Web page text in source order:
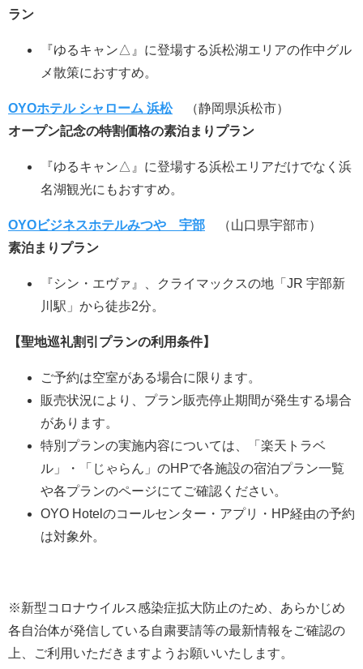
ラン
『ゆるキャン△』に登場する浜松湖エリアの作中グル
メ散策におすすめ。
OYOホテル シャローム 浜松（静岡県浜松市）
オープン記念の特割価格の素泊まりプラン
『ゆるキャン△』に登場する浜松エリアだけでなく浜
名湖観光にもおすすめ。
OYOビジネスホテルみつや 宇部 （山口県宇部市）
素泊まりプラン
『シン・エヴァ』、クライマックスの地「JR 宇部新
川駅」から徒歩2分。
【聖地巡礼割引プランの利用条件】
ご予約は空室がある場合に限ります。
販売状況により、プラン販売停止期間が発生する場合
があります。
特別プランの実施内容については、「楽天トラベ
ル」・「じゃらん」のHPで各施設の宿泊プラン一覧
や各プランのページにてご確認ください。
OYO Hotelのコールセンター・アプリ・HP経由の予約
は対象外。
※新型コロナウイルス感染症拡大防止のため、あらかじめ
各自治体が発信している自粛要請等の最新情報をご確認の
上、ご利用いただきますようお願いいたします。